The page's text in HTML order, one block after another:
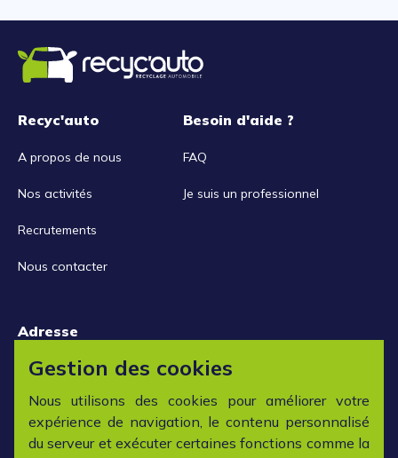
Recyc'auto
A propos de nous
Nos activités
Recrutements
Nous contacter
Besoin d'aide ?
FAQ
Je suis un professionnel
Adresse
15 rue de la Libération
42152 L'horme
Horaires
Gestion des cookies
Nous utilisons des cookies pour améliorer votre
expérience de navigation, le contenu personnalisé
du serveur et exécuter certaines fonctions comme la